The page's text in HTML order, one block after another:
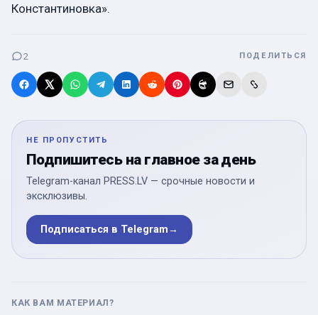
Константиновка».
2 ПОДЕЛИТЬСЯ
НЕ ПРОПУСТИТЬ
Подпишитесь на главное за день
Telegram-канал PRESS.LV — срочные новости и
эксклюзивы.
Подписаться в Telegram→
КАК ВАМ МАТЕРИАЛ?